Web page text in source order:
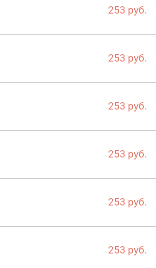
253 руб.
253 руб.
253 руб.
253 руб.
253 руб.
253 руб.